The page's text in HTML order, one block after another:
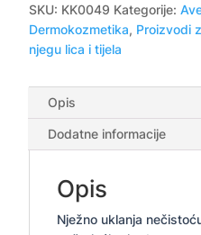
SKU: KK0049 Kategorije:
Dermokozmetika, Proizvodi
njegu lica i tijela
Opis
Dodatne informacije
Opis
Nježno uklanja